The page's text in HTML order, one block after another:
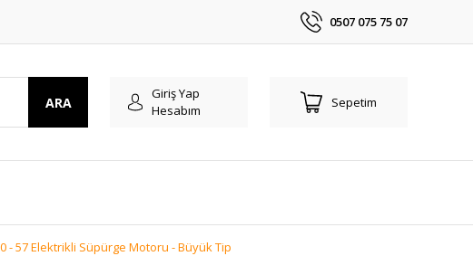
0507 075 75 07
ARA
Giriş Yap
Hesabım
Sepetim
- 57 Elektrikli Süpürge Motoru - Büyük Tip